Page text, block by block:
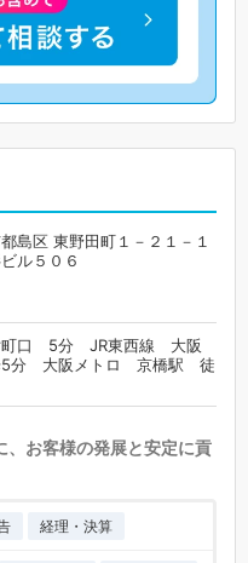
島区 東野田町１－２１－１
ル５０６
口 5分 JR東西線 大阪
分 大阪メトロ 京橋駅 徒
、お客様の発展と安定に貢
経理・決算